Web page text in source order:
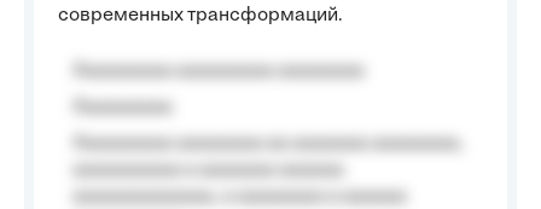
современных трансформаций.